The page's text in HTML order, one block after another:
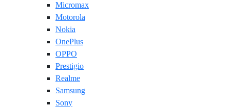
Micromax
Motorola
Nokia
OnePlus
OPPO
Prestigio
Realme
Samsung
Sony